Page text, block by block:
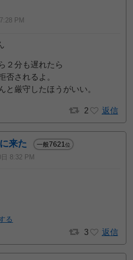
PM
２分も遅れたら
否されるよ。
と厳守したほうがいい。
2 返信
来た 一般7621位
8:32 PM
る
3 返信